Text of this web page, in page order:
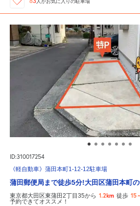
ID:310017254
《軽自動車》蒲田本町1-12-12駐車場
蒲田郵便局まで徒歩5分!大田区蒲田本町
東京都大田区東蒲田2丁目35から 1.2km 徒歩 15
予約できてオススメ！